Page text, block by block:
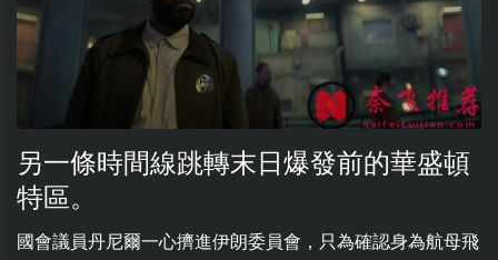
另一條時間線跳轉末日爆發前的華盛頓
特區。
國會議員丹尼爾一心擠進伊朗委員會，只為確認身為航母飛